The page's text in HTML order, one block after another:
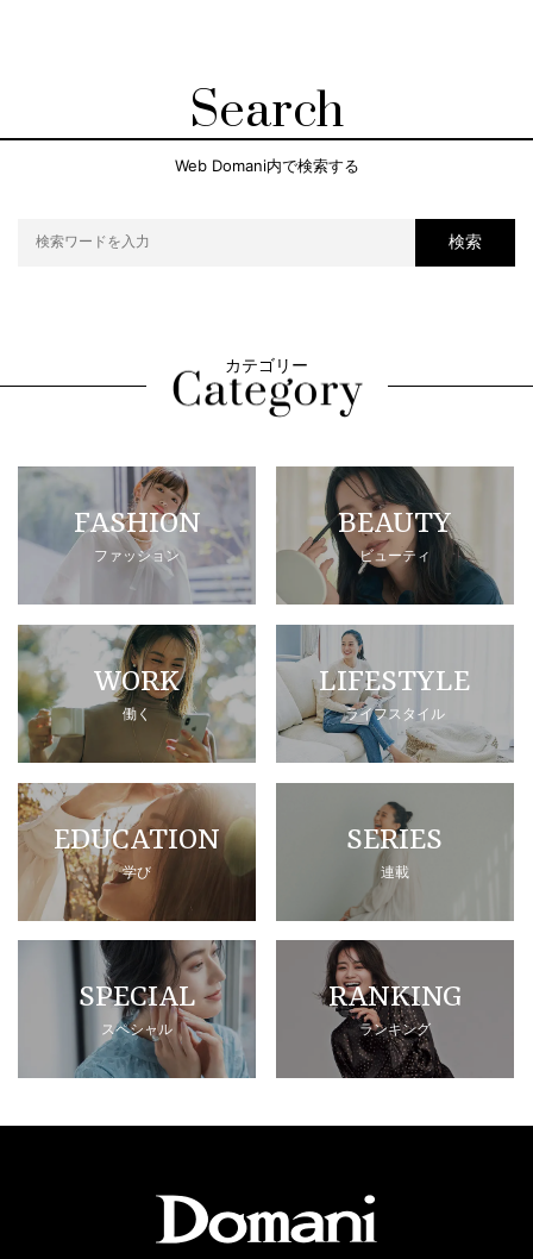
Search
Web Domani内で検索する
検索
カテゴリー
FASHION
ファッション
BEAUTY
ビューティ
WORK
働く
LIFESTYLE
ライフスタイル
EDUCATION
学び
SERIES
連載
SPECIAL
スペシャル
RANKING
ランキング